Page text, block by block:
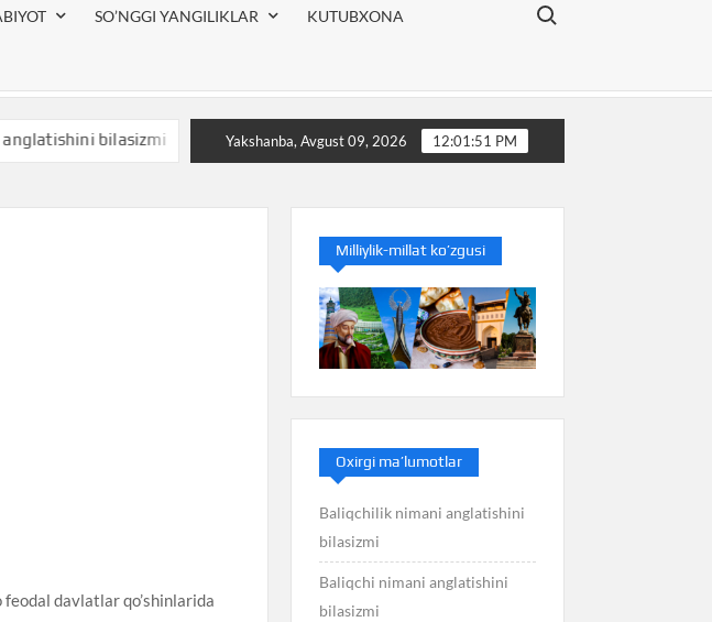
SO’NGGI YANGILIKLAR KUTUBXONA
bilasizmi Baliq nimani anglatishini bilasizmi Balans nimani anglatishini
Yakshanba, Avgust 09, 2026 12:01:52 PM
davlatlar qo’shinlarida
Milliylik-millat ko’zgusi
Oxirgi ma’lumotlar
Baliqchilik nimani anglatishini
bilasizmi
Baliqchi nimani anglatishini
bilasizmi